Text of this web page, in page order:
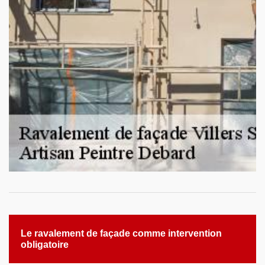
Le ravalement de façade comme intervention
obligatoire